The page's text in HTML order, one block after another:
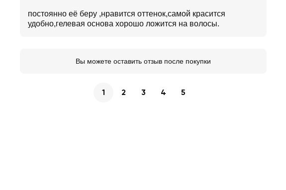
постоянно её беру ,нравится оттенок,самой красится
удобно,гелевая основа хорошо ложится на волосы.
Вы можете оставить отзыв после покупки
1 2 3 4 5